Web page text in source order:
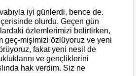
iyi günlerdi, bence de.
olurdu. Geçen gün
özlemlerimizi belirtirken,
geç-mişimizi özlüyoruz ve yeni
fakat yeni nesil de
ve gençliklerini
hak verdim. Siz ne